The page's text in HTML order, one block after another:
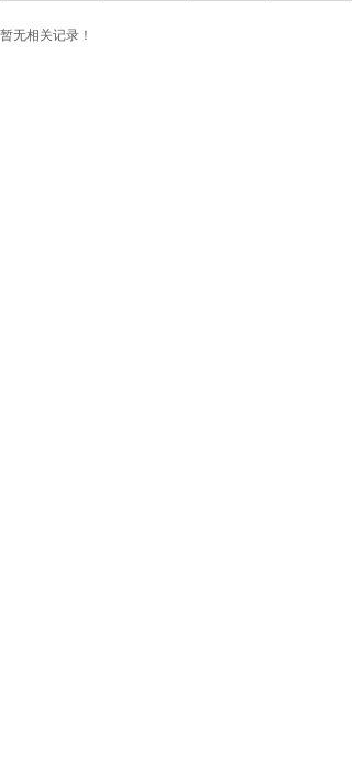
暂无相关记录！